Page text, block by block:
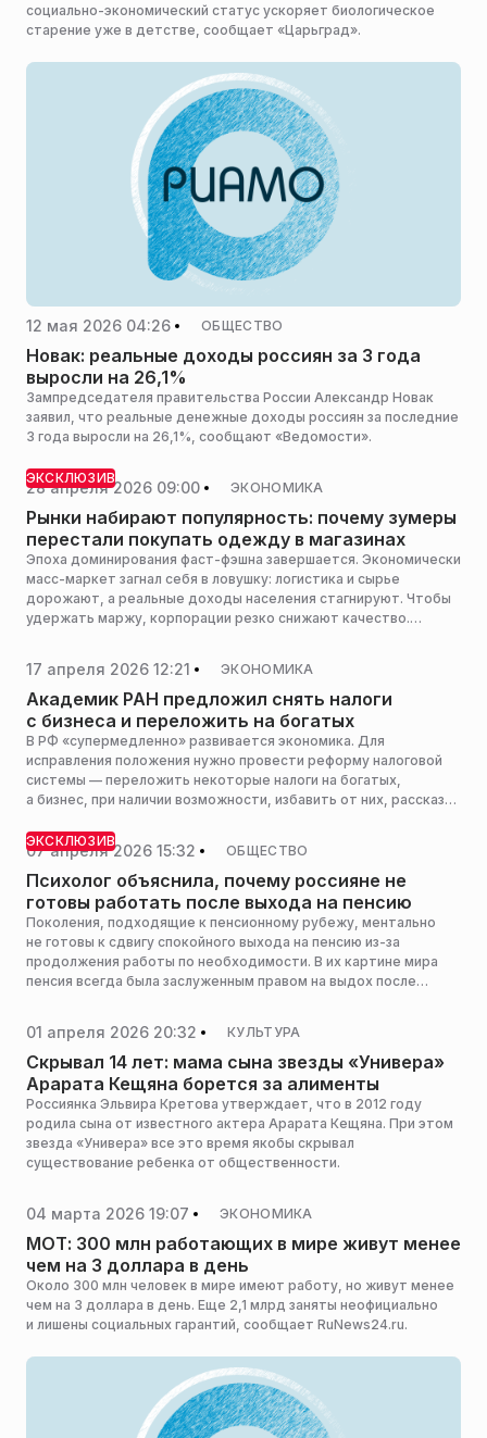
социально-экономический статус ускоряет биологическое
старение уже в детстве, сообщает «Царьград».
12 мая 2026 04:26 ОБЩЕСТВО
Новак: реальные доходы россиян за 3 года
выросли на 26,1%
Зампредседателя правительства России Александр Новак
заявил, что реальные денежные доходы россиян за последние
3 года выросли на 26,1%, сообщают «Ведомости».
ЭКСКЛЮЗИВ
28 апреля 2026 09:00 ЭКОНОМИКА
Рынки набирают популярность: почему зумеры
перестали покупать одежду в магазинах
Эпоха доминирования фаст-фэшна завершается. Экономически
масс-маркет загнал себя в ловушку: логистика и сырье
дорожают, а реальные доходы населения стагнируют. Чтобы
удержать маржу, корпорации резко снижают качество.
не экономия, а скрытый налог на бедность. Об этом РИАМО
сообщил предприниматель, эксперт в области
промышленности, экономического регулирования, устойчивого
развития и мировой экономики стран БРИКС, ШОС, ЕАЭС
Сергей Маликов.
17 апреля 2026 12:21 ЭКОНОМИКА
Академик РАН предложил снять налоги
с бизнеса и переложить на богатых
В РФ «супермедленно» развивается экономика. Для
исправления положения нужно провести реформу налоговой
системы — переложить некоторые налоги на богатых,
а бизнес, при наличии возможности, избавить от них, рассказал
Нигматулин.
ЭКСКЛЮЗИВ
07 апреля 2026 15:32 ОБЩЕСТВО
Психолог объяснила, почему россияне не
готовы работать после выхода на пенсию
Поколения, подходящие к пенсионному рубежу, ментально
не готовы к сдвигу спокойного выхода на пенсию из-за
продолжения работы по необходимости. В их картине мира
пенсия всегда была заслуженным правом на выдох после
01 апреля 2026 20:32 КУЛЬТУРА
Скрывал 14 лет: мама сына звезды «Универа»
Арарата Кещяна борется за алименты
Россиянка Эльвира Кретова утверждает, что в 2012 году
родила сына от известного актера Арарата Кещяна. При этом
звезда «Универа» все это время якобы скрывал
существование ребенка от общественности.
04 марта 2026 19:07 ЭКОНОМИКА
МОТ: 300 млн работающих в мире живут менее
чем на 3 доллара в день
Около 300 млн человек в мире имеют работу, но живут менее
чем на 3 доллара в день. Еще 2,1 млрд заняты неофициально
и лишены социальных гарантий, сообщает RuNews24.ru.